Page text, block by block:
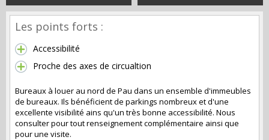
Les points forts :
Accessibilité
Proche des axes de circualtion
Bureaux à louer au nord de Pau dans un ensemble d'immeubles
de bureaux. Ils bénéficient de parkings nombreux et d'une
excellente visibilité ains qu'un très bonne accessibilité. Nous
consulter pour tout renseignement complémentaire ainsi que
pour une visite.